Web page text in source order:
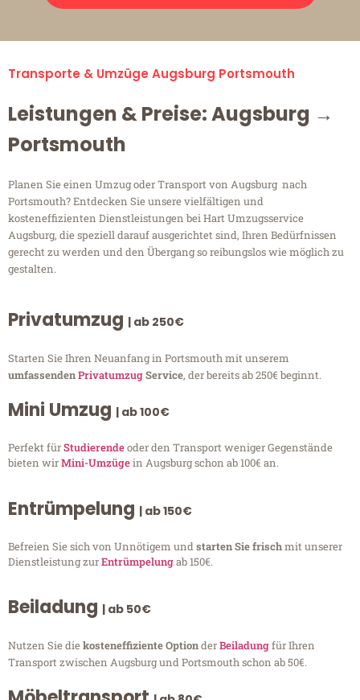
Transporte & Umzüge Augsburg Portsmouth
Leistungen & Preise: Augsburg →
Portsmouth
Planen Sie einen Umzug oder Transport von Augsburg nach
Portsmouth? Entdecken Sie unsere vielfältigen und
kosteneffizienten Dienstleistungen bei Hart Umzugsservice
Augsburg, die speziell darauf ausgerichtet sind, Ihren Bedürfnissen
gerecht zu werden und den Übergang so reibungslos wie möglich zu
gestalten.
Privatumzug | ab 250€
Starten Sie Ihren Neuanfang in Portsmouth mit unserem
umfassendenPrivatumzugService, der bereits ab 250€ beginnt.
Mini Umzug | ab 100€
Perfekt fürStudierendeoder den Transport weniger Gegenstände
bieten wirMini-Umzügein Augsburg schon ab 100€ an.
Entrümpelung | ab 150€
Befreien Sie sich von Unnötigem undstarten Sie frischmit unserer
Dienstleistung zurEntrümpelungab 150€.
Beiladung | ab 50€
Nutzen Sie diekosteneffiziente OptionderBeiladungfür Ihren
Transport zwischen Augsburg und Portsmouth schon ab 50€.